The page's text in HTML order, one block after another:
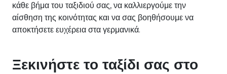
κάθε βήμα του ταξιδιού σας, να καλλιεργούμε την
αίσθηση της κοινότητας και να σας βοηθήσουμε να
αποκτήσετε ευχέρεια στα γερμανικά.
Ξεκινήστε το ταξίδι σας στο